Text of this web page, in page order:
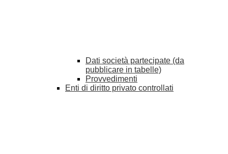
Dati società partecipate (da
pubblicare in tabelle)
Provvedimenti
Enti di diritto privato controllati